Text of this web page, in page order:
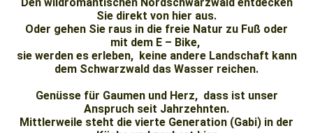
Sie direkt von hier aus.
Oder gehen Sie raus in die freie Natur zu Fuß oder
mit dem E – Bike,
sie werden es erleben, keine andere Landschaft kann
dem Schwarzwald das Wasser reichen.
Genüsse für Gaumen und Herz, dass ist unser
Anspruch seit Jahrzehnten.
Mittlerweile steht die vierte Generation (Gabi) in der